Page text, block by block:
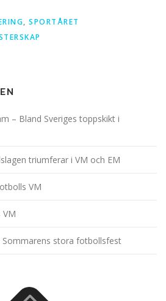
, SPORTÅRET
– Bland Sveriges toppskikt i
triumferar i VM och EM
VM
Sommarens stora fotbollsfest